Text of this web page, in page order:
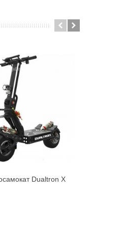
В корзинуDualtron X